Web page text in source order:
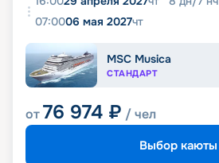
07:0006 мая 2027чт
MSC Musica
СТАНДАРТ
от76 974 ₽ / чел
Выбор каюты